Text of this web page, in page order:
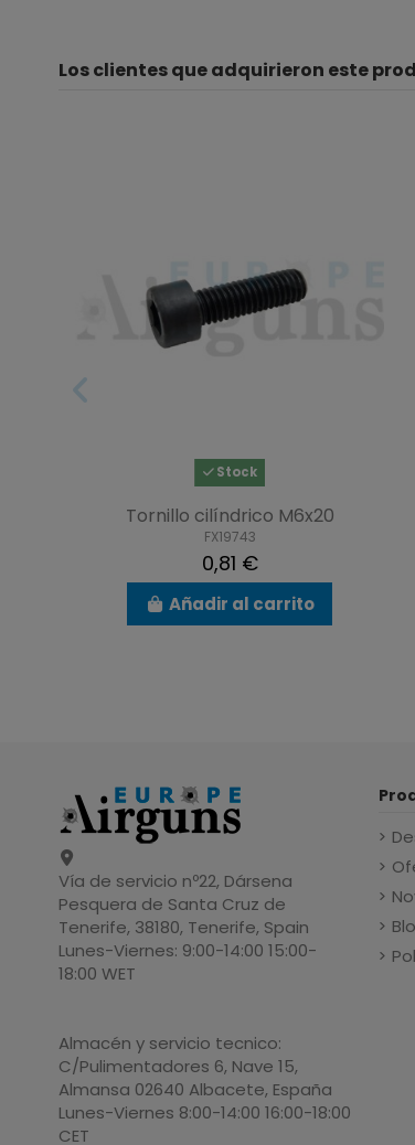
Los clientes que adquirieron este
Stock
Tornillo cilíndrico M6x20
FX19743
0,81 €
Añadir al carrito
Vía de servicio nº22, Dársena
Pesquera de Santa Cruz de
Tenerife, 38180, Tenerife, Spain
Lunes-Viernes: 9:00-14:00 15:00-
18:00 WET
Almacén y servicio tecnico:
C/Pulimentadores 6, Nave 15,
Almansa 02640 Albacete, España
Lunes-Viernes 8:00-14:00 16:00-18:00
CET